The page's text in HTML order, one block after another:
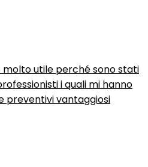
utile perché sono stati
i quali mi hanno
preventivi vantaggiosi